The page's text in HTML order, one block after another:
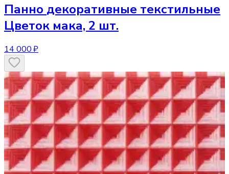
Панно декоративные текстильные
Цветок мака, 2 шт.
14 000 ₽